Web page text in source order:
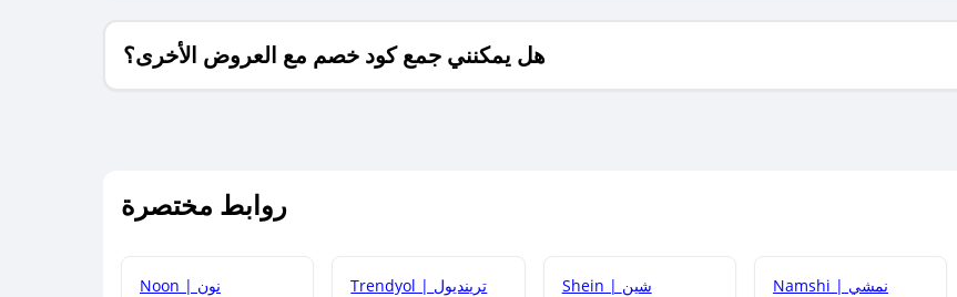
هل يمكنني جمع كود خصم مع العروض الأخرى؟
روابط مختصرة
Noon | نون Trendyol | ترينديول Shein | شين Namshi | نمشي